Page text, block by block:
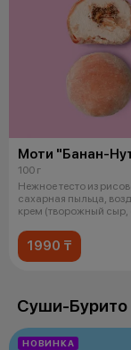
Моти "Банан-
100 г
Нежное тесто из
сахарная пыльца,
крем (творожный сыр,
1990 ₸
Суши-Бурито
НОВИНКА